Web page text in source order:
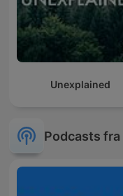
Unexplained
Podcasts